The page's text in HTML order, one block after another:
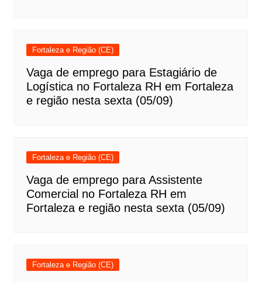
Fortaleza e Região (CE)
Vaga de emprego para Estagiário de
Logística no Fortaleza RH em Fortaleza
e região nesta sexta (05/09)
Fortaleza e Região (CE)
Vaga de emprego para Assistente
Comercial no Fortaleza RH em
Fortaleza e região nesta sexta (05/09)
Fortaleza e Região (CE)